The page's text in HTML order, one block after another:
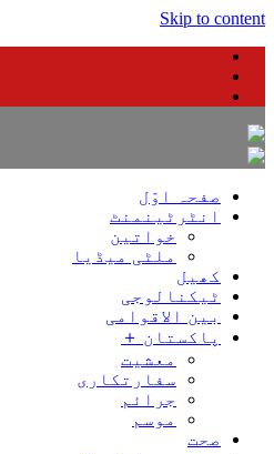
Skip to content
صفحہ اوّل
انٹرٹینمنٹ
خواتین
ملٹی میڈیا
کھیل
ٹیکنالوجی
بین الاقوامی
پاکستان ＋
معشیت
سفارتکاری
جرائم
موسم
صحت